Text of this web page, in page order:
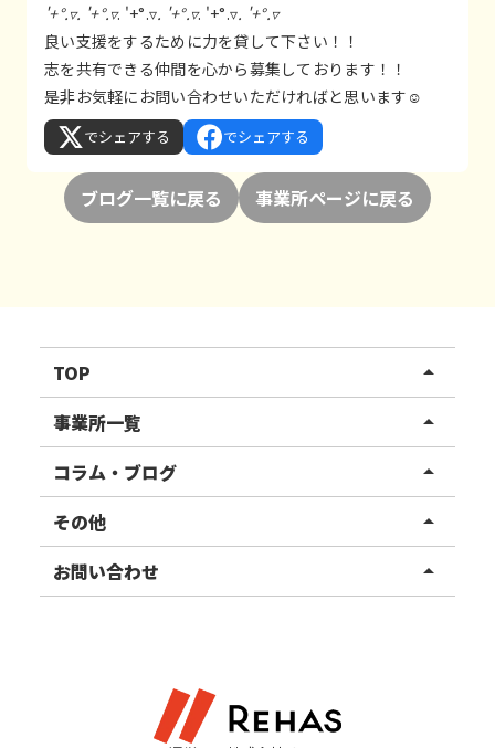
'+°.▿. '+°.▿. '+°.▿. '+°.▿. '+°.▿. '+°.▿
良い支援をするために力を貸して下さい！！
志を共有できる仲間を心から募集しております！！
是非お気軽にお問い合わせいただければと思います☺
でシェアする でシェアする
ブログ一覧に戻る 事業所ページに戻る
TOP arrow_drop_up
リハスワーク
リハスファーム
事業所一覧 arrow_drop_up
関東エリア
東北エリア
甲信越エリア
コラム・ブログ arrow_drop_up
事業所ブログ
ご利用者様の声
その他 arrow_drop_up
お知らせ
お問い合わせ arrow_drop_up